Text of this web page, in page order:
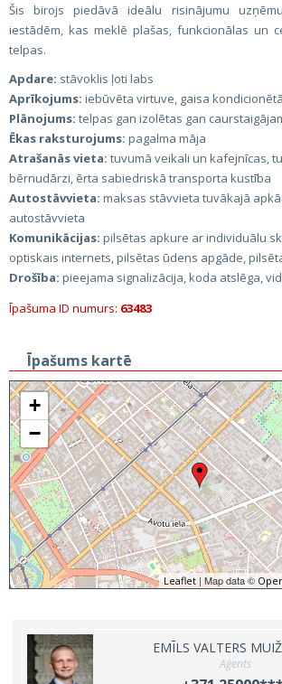
Šis birojs piedāvā ideālu risinājumu
iestādēm, kas meklē plašas, funkcionālas un
telpas.
Apdare: stāvoklis ļoti labs
Aprīkojums: iebūvēta virtuve, gaisa
Plānojums: telpas gan izolētas gan
Ēkas raksturojums: pagalma māja
Atrašanās vieta: tuvumā veikali un kafejnīcas,
bērnudārzi, ērta sabiedriskā transporta kustība
Autostāvvieta: maksas stāvvieta tuvākajā
autostāvvieta
Komunikācijas: pilsētas apkure ar individuālu
optiskais internets, pilsētas ūdens apgāde,
Drošība: pieejama signalizācija, koda atslēga,
Īpašuma ID numurs: 63483
Īpašums kartē
+
−
Leaflet| Map data ©
EMĪLS VALTERS
Aģents